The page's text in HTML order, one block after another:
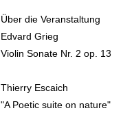
Über die Veranstaltung
Edvard Grieg
Violin Sonate Nr. 2 op. 13
Thierry Escaich
"A Poetic suite on nature"